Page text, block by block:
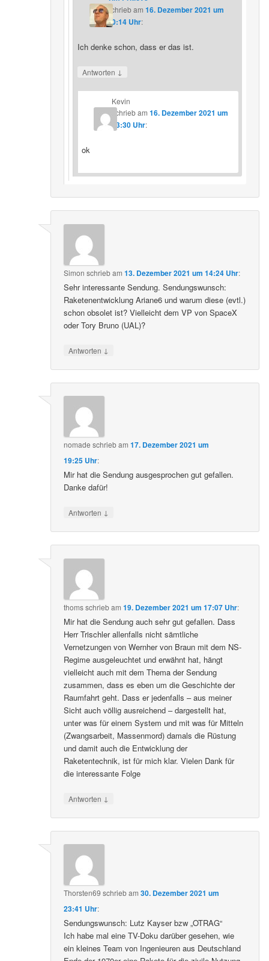
schriebam 16. Dezember 2021 um
20:14 Uhr:
Ich denke schon, dass er das ist.
Antworten ↓
Kevin
schriebam16. Dezember 2021 um
23:30 Uhr:
ok
Simon schriebam13. Dezember 2021 um 14:24 Uhr:
Sehr interessante Sendung. Sendungswunsch:
Raketenentwicklung Ariane6 und warum diese (evtl.)
schon obsolet ist? Vielleicht dem VP von SpaceX
oder Tory Bruno (UAL)?
Antworten ↓
nomade schriebam17. Dezember 2021 um
19:25 Uhr:
Mir hat die Sendung ausgesprochen gut gefallen.
Danke dafür!
Antworten ↓
thomsschriebam19. Dezember 2021 um 17:07 Uhr:
Mir hat die Sendung auch sehr gut gefallen. Dass
Herr Trischler allenfalls nicht sämtliche
Vernetzungen von Wernher von Braun mit dem NS-
Regime ausgeleuchtet und erwähnt hat, hängt
vielleicht auch mit dem Thema der Sendung
zusammen, dass es eben um die Geschichte der
Raumfahrt geht. Dass er jedenfalls – aus meiner
Sicht auch völlig ausreichend – dargestellt hat,
unter was für einem System und mit was für Mitteln
(Zwangsarbeit, Massenmord) damals die Rüstung
und damit auch die Entwicklung der
Raketentechnik, ist für mich klar. Vielen Dank für
die interessante Folge
Antworten ↓
Thorsten69 schriebam30. Dezember 2021 um
23:41 Uhr:
Sendungswunsch: Lutz Kayser bzw „OTRAG“
Ich habe mal eine TV-Doku darüber gesehen, wie
ein kleines Team von Ingenieuren aus Deutschland